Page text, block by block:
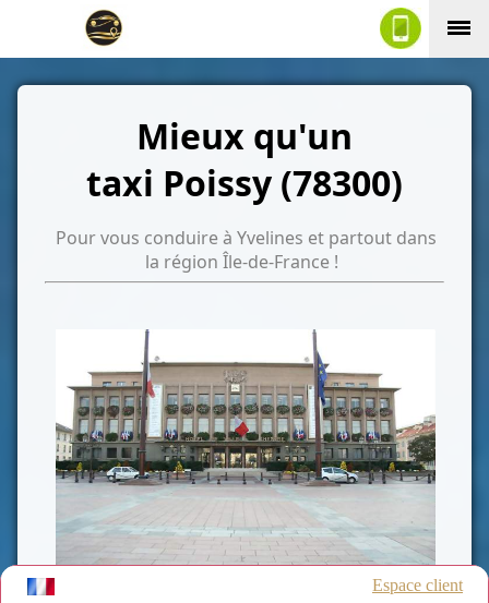
Mieux qu'un
taxi Poissy (78300)
Pour vous conduire à Yvelines et partout dans
la région Île-de-France !